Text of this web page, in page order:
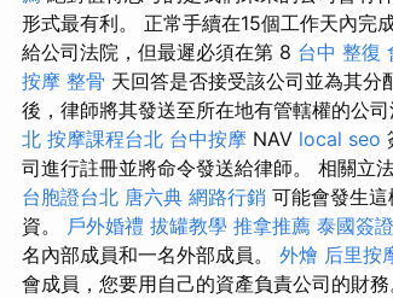
形式最有利。 正常手續在15個工作天內完
給公司法院，但最遲必須在第 8 台中 整復
按摩 整骨 天回答是否接受該公司並為其分
後，律師將其發送至所在地有管轄權的公司
北 按摩課程台北 台中按摩 NAV local seo
司進行註冊並將命令發送給律師。 相關立
台胞證台北 唐六典 網路行銷 可能會發生
資。 戶外婚禮 拔罐教學 推拿推薦 泰國簽證
名內部成員和一名外部成員。 外燴 后里按
會成員，您要用自己的資產負責公司的財